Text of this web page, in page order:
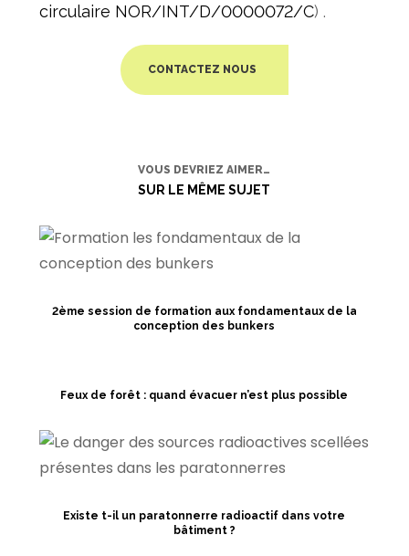
circulaire NOR/INT/D/0000072/C) .
CONTACTEZ NOUS
VOUS DEVRIEZ AIMER…
SUR LE MÊME SUJET
2ème session de formation aux fondamentaux de la
conception des bunkers
Feux de forêt : quand évacuer n’est plus possible
Existe t-il un paratonnerre radioactif dans votre
bâtiment ?